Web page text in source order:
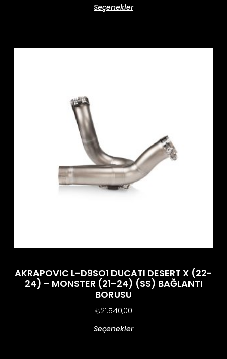
Seçenekler
AKRAPOVIC L-D9SO1 DUCATI DESERT X (22-
24) – MONSTER (21-24) (SS) BAĞLANTI
BORUSU
₺21.540,00
Seçenekler